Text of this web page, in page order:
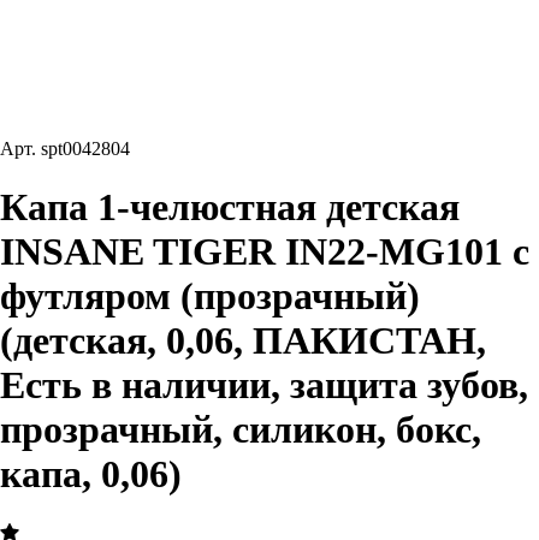
Арт. spt0042804
Капа 1-челюстная детская
INSANE TIGER IN22-MG101 с
футляром (прозрачный)
(детская, 0,06, ПАКИСТАН,
Есть в наличии, защита зубов,
прозрачный, силикон, бокс,
капа, 0,06)